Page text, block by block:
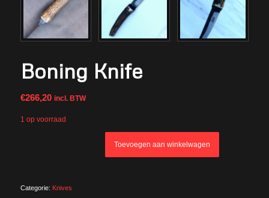
Boning Knife
€266,20 incl. BTW
1 op voorraad
Toevoegen aan winkelwagen
Categorie: Knives